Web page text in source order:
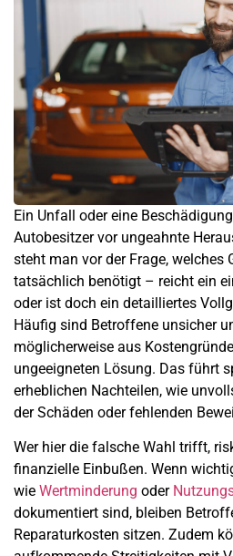
Ein Unfall oder eine
Autobesitzer vor ungeahnte
steht man vor der Frage, welches
tatsächlich benötigt – reicht ein
oder ist doch ein detailliertes
Häufig sind Betroffene unsicher
möglicherweise aus
ungeeigneten Lösung. Das führt
erheblichen Nachteilen, wie
der Schäden oder fehlenden
Wer hier die falsche Wahl trifft,
finanzielle Einbußen. Wenn
wie Wertminderung oder
dokumentiert sind, bleiben
Reparaturkosten sitzen. Zudem